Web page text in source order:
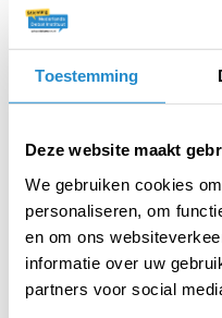
Toestemming
Deze website maakt
We gebruiken cookies
personaliseren, om
en om ons
informatie over uw
partners voor social
De
doet